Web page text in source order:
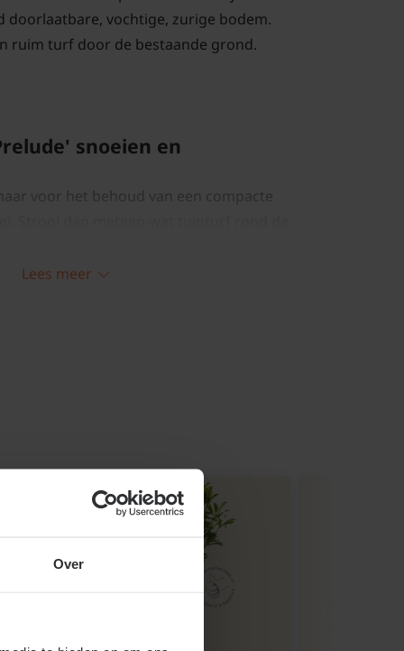
Over
doorlaatbare, vochtige, zurige bodem.
ruim turf door de bestaande grond.
snoeien en
voor het behoud van een compacte
kalk!
Lees meer